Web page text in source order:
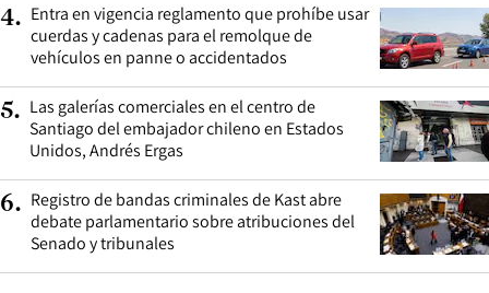
4. Entra en vigencia reglamento que prohíbe usar
cuerdas y cadenas para el remolque de
vehículos en panne o accidentados
5. Las galerías comerciales en el centro de
Santiago del embajador chileno en Estados
Unidos, Andrés Ergas
6. Registro de bandas criminales de Kast abre
debate parlamentario sobre atribuciones del
Senado y tribunales